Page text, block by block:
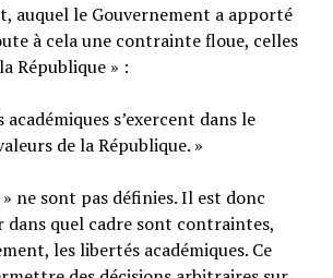
auquel le Gouvernement a apporté
à cela une contrainte floue, celles
République » :
académiques s’exercent dans le
de la République. »
» ne sont pas définies. Il est donc
dans quel cadre sont contraintes,
les libertés académiques. Ce